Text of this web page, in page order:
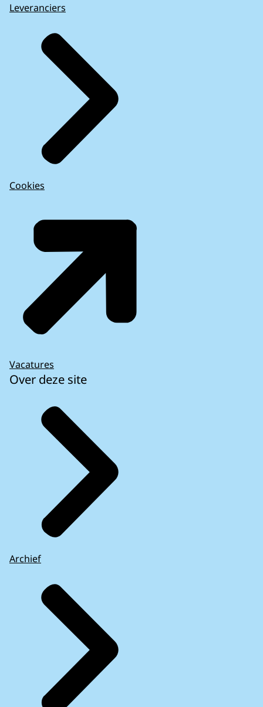
Leveranciers
Cookies
Vacatures
Over deze site
Archief